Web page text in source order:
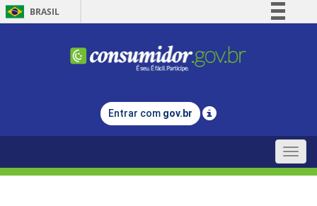
BRASIL
Comunica BR
Legislação
Entrar com gov.br
Toggle